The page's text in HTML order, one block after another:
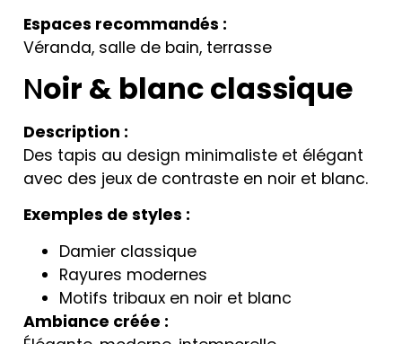
Espaces recommandés :
Véranda, salle de bain, terrasse
Noir & blanc classique
Description :
Des tapis au design minimaliste et élégant
avec des jeux de contraste en noir et blanc.
Exemples de styles :
Damier classique
Rayures modernes
Motifs tribaux en noir et blanc
Ambiance créée :